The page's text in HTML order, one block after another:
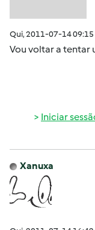
Qui, 2011-07-14 09:15
Vou voltar a tentar
Iniciar
Xanuxa